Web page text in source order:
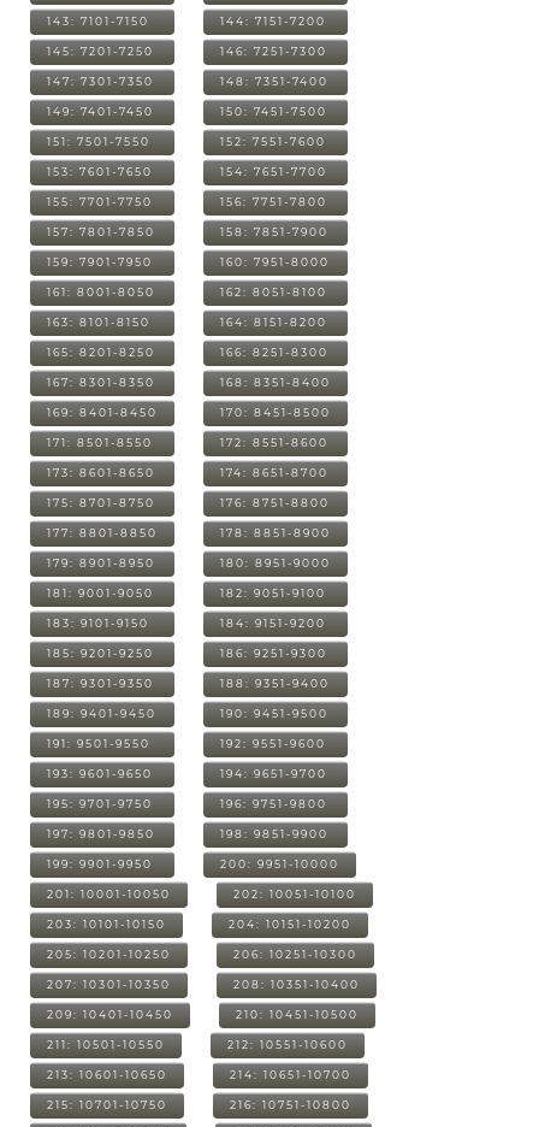
143: 7101-7150 144: 7151-7200
145: 7201-7250 146: 7251-7300
147: 7301-7350 148: 7351-7400
149: 7401-7450 150: 7451-7500
151: 7501-7550 152: 7551-7600
153: 7601-7650 154: 7651-7700
155: 7701-7750 156: 7751-7800
157: 7801-7850 158: 7851-7900
159: 7901-7950 160: 7951-8000
161: 8001-8050 162: 8051-8100
163: 8101-8150 164: 8151-8200
165: 8201-8250 166: 8251-8300
167: 8301-8350 168: 8351-8400
169: 8401-8450 170: 8451-8500
171: 8501-8550 172: 8551-8600
173: 8601-8650 174: 8651-8700
175: 8701-8750 176: 8751-8800
177: 8801-8850 178: 8851-8900
179: 8901-8950 180: 8951-9000
181: 9001-9050 182: 9051-9100
183: 9101-9150 184: 9151-9200
185: 9201-9250 186: 9251-9300
187: 9301-9350 188: 9351-9400
189: 9401-9450 190: 9451-9500
191: 9501-9550 192: 9551-9600
193: 9601-9650 194: 9651-9700
195: 9701-9750 196: 9751-9800
197: 9801-9850 198: 9851-9900
199: 9901-9950 200: 9951-10000
201: 10001-10050 202: 10051-10100
203: 10101-10150 204: 10151-10200
205: 10201-10250 206: 10251-10300
207: 10301-10350 208: 10351-10400
209: 10401-10450 210: 10451-10500
211: 10501-10550 212: 10551-10600
213: 10601-10650 214: 10651-10700
215: 10701-10750 216: 10751-10800